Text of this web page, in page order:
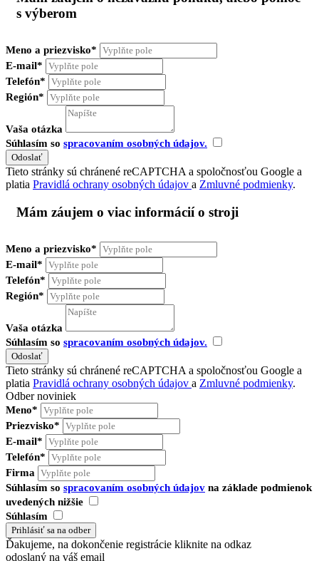
s výberom
Meno a priezvisko*
E-mail*
Telefón*
Región*
Vaša otázka
Súhlasím so spracovaním osobných údajov.
Tieto stránky sú chránené reCAPTCHA a spoločnosťou Google a
platia Pravidlá ochrany osobných údajov a Zmluvné podmienky.
Mám záujem o viac informácií o stroji
Meno a priezvisko*
E-mail*
Telefón*
Región*
Vaša otázka
Súhlasím so spracovaním osobných údajov.
Tieto stránky sú chránené reCAPTCHA a spoločnosťou Google a
platia Pravidlá ochrany osobných údajov a Zmluvné podmienky.
Odber noviniek
Meno*
Priezvisko*
E-mail*
Telefón*
Firma
Súhlasím so spracovaním osobných údajov na základe podmienok
uvedených nižšie
Súhlasím
Ďakujeme, na dokončenie registrácie kliknite na odkaz
odoslaný na váš email